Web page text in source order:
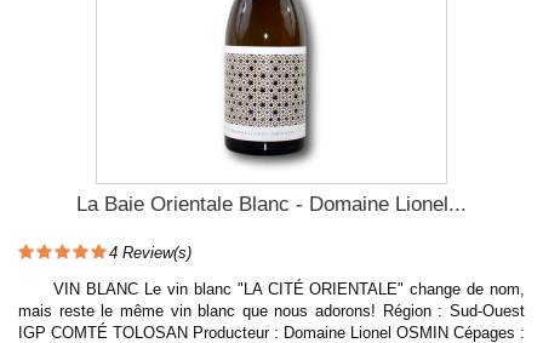
La Baie Orientale Blanc - Domaine Lionel...
4 Review(s)
VIN BLANC Le vin blanc "LA CITÉ ORIENTALE" change de nom,
mais reste le même vin blanc que nous adorons! Région : Sud-Ouest
IGP COMTÉ TOLOSAN Producteur : Domaine Lionel OSMIN Cépages :